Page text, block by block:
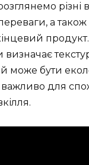
різні
а
продукт.
визначає
може бути
для